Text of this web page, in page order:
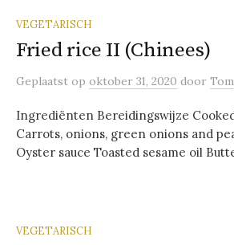
VEGETARISCH
Fried rice II (Chinees)
Geplaatst op oktober 31, 2020 door Tom
Ingrediënten Bereidingswijze
Carrots, onions, green onions and
Oyster sauce Toasted sesame oil
VEGETARISCH